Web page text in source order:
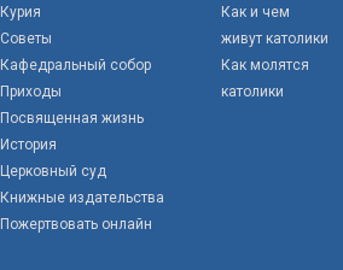
Курия
Советы
Кафедральный собор
Приходы
Посвященная жизнь
История
Церковный суд
Книжные издательства
Пожертвовать онлайн
Как и чем
живут католики
Как молятся
католики